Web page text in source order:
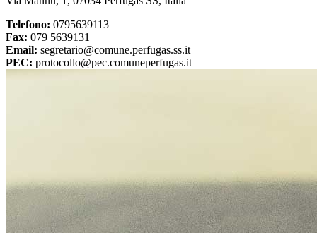
Telefono: 0795639113
Fax: 079 5639131
Email: segretario@comune.perfugas.ss.it
PEC: protocollo@pec.comuneperfugas.it